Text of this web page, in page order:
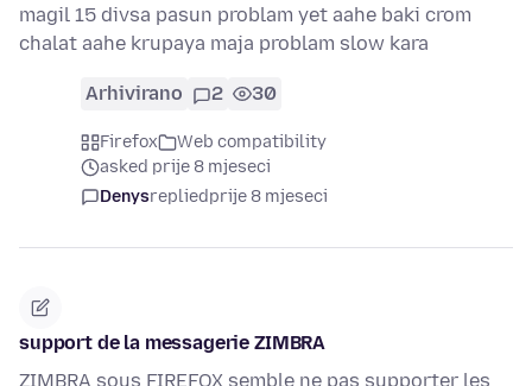
magil 15 divsa pasun problam yet aahe baki crom
chalat aahe krupaya maja problam slow kara
Arhivirano 2 30
Firefox
Web compatibility
asked prije 8 mjeseci
Denysrepliedprije 8 mjeseci
support de la messagerie ZIMBRA
ZIMBRA sous FIREFOX semble ne pas supporter les